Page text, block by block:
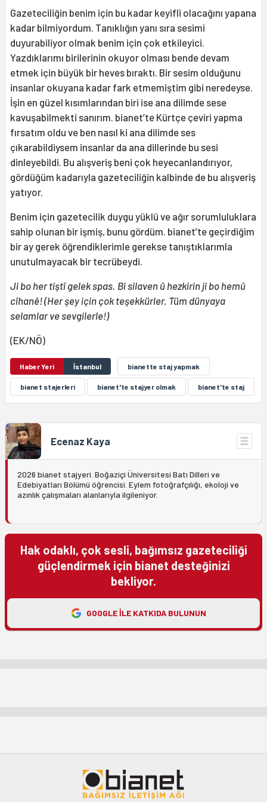
Gazeteciliğin benim için bu kadar keyifli olacağını yapana
kadar bilmiyordum. Tanıklığın yanı sıra sesimi
duyurabiliyor olmak benim için çok etkileyici.
Yazdıklarımı birilerinin okuyor olması bende devam
etmek için büyük bir heves bıraktı. Bir sesim olduğunu
insanlar okuyana kadar fark etmemiştim gibi neredeyse.
İşin en güzel kısımlarından biri ise ana dilimde sese
kavuşabilmekti sanırım. bianet’te Kürtçe çeviri yapma
fırsatım oldu ve ben nasıl ki ana dilimde ses
çıkarabildiysem insanlar da ana dillerinde bu sesi
dinleyebildi. Bu alışveriş beni çok heyecanlandırıyor,
gördüğüm kadarıyla gazeteciliğin kalbinde de bu alışveriş
yatıyor.
Benim için gazetecilik duygu yüklü ve ağır sorumluluklara
sahip olunan bir işmiş, bunu gördüm. bianet’te geçirdiğim
bir ay gerek öğrendiklerimle gerekse tanıştıklarımla
unutulmayacak bir tecrübeydi.
Ji bo her tiştî gelek spas. Bi silaven û hezkirin ji bo hemû
cîhanê! (Her şey için çok teşekkürler. Tüm dünyaya
selamlar ve sevgilerle!)
(EK/NÖ)
Haber Yeri İstanbul bianette staj yapmak
bianet stajerleri bianet'te stajyer olmak bianet'te staj
Ecenaz Kaya
2026 bianet stajyeri. Boğaziçi Üniversitesi Batı Dilleri ve
Edebiyatları Bölümü öğrencisi. Eylem fotoğrafçılığı, ekoloji ve
azınlık çalışmaları alanlarıyla ilgileniyor.
Hak odaklı, çok sesli, bağımsız gazeteciliği
güçlendirmek için bianet desteğinizi
bekliyor.
GOOGLE ILE KATKIDA BULUNUN